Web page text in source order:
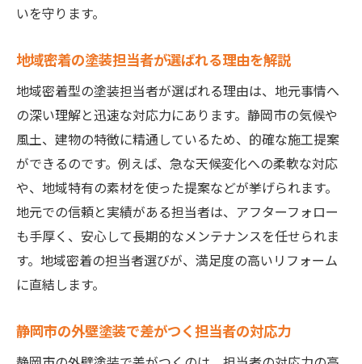
いを守ります。
地域密着の塗装担当者が選ばれる理由を解説
地域密着型の塗装担当者が選ばれる理由は、地元事情へ
の深い理解と迅速な対応力にあります。静岡市の気候や
風土、建物の特徴に精通しているため、的確な施工提案
ができるのです。例えば、急な天候変化への柔軟な対応
や、地域特有の素材を使った提案などが挙げられます。
地元での信頼と実績がある担当者は、アフターフォロー
も手厚く、安心して長期的なメンテナンスを任せられま
す。地域密着の担当者選びが、満足度の高いリフォーム
に直結します。
静岡市の外壁塗装で差がつく担当者の対応力